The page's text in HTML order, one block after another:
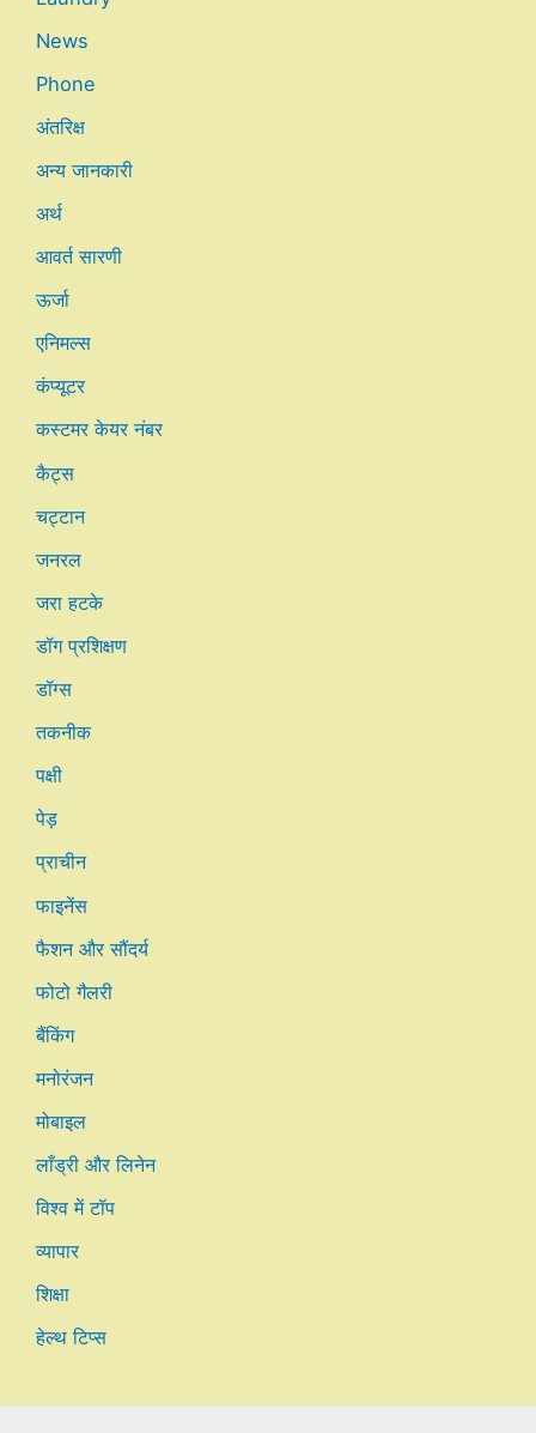
News
Phone
अंतरिक्ष
अन्य जानकारी
अर्थ
आवर्त सारणी
ऊर्जा
एनिमल्स
कंप्यूटर
कस्टमर केयर नंबर
कैट्स
चट्टान
जनरल
जरा हटके
डॉग प्रशिक्षण
डॉग्स
तकनीक
पक्षी
पेड़
प्राचीन
फाइनेंस
फैशन और सौंदर्य
फोटो गैलरी
बैंकिंग
मनोरंजन
मोबाइल
लाँड्री और लिनेन
विश्व में टॉप
व्यापार
शिक्षा
हेल्थ टिप्स